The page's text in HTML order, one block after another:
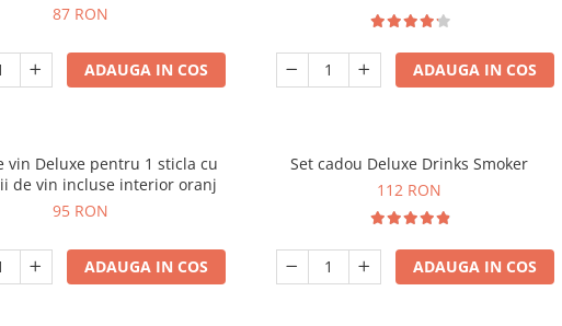
87 RON
ADAUGA IN COS ADAUGA IN COS
vin Deluxe pentru 1 sticla cu
de vin incluse interior oranj
95 RON
ADAUGA IN COS
Set cadou Deluxe Drinks Smoker
112 RON
ADAUGA IN COS